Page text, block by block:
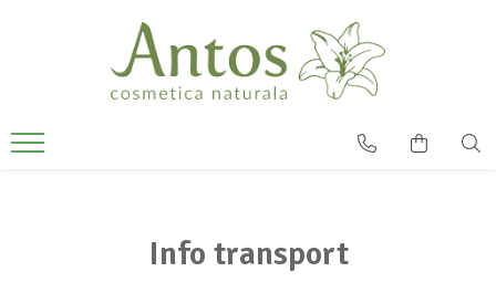
Info transport